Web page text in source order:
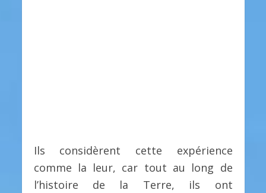
Ils considèrent cette expérience
comme la leur, car tout au long de
l’histoire de la Terre, ils ont